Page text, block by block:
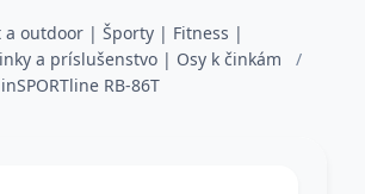
a outdoor | Športy | Fitness |
a príslušenstvo | Osy k činkám
/
inSPORTline RB-86T